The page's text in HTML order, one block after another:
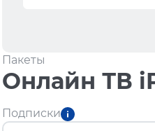
Пакеты
Онлайн ТВ
Подписки